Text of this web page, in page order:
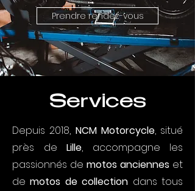
Prendre rendez-vous
Services
Depuis 2018, NCM Motorcycle, situé
près de Lille, accompagne les
passionnés de motos anciennes et
demotos de collection dans tous